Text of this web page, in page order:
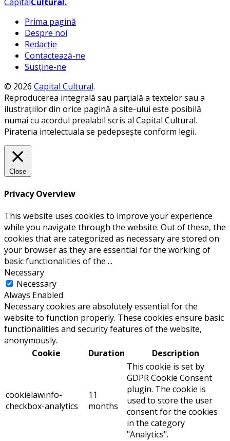
Prima pagină
Despre noi
Redacție
Contactează-ne
Susține-ne
© 2026 Capital Cultural.
Reproducerea integrală sau parțială a textelor sau a
ilustrațiilor din orice pagină a site-ului este posibilă
numai cu acordul prealabil scris al Capital Cultural.
Pirateria intelectuala se pedepsește conform legii.
Close
Privacy Overview
This website uses cookies to improve your experience
while you navigate through the website. Out of these, the
cookies that are categorized as necessary are stored on
your browser as they are essential for the working of
basic functionalities of the ...
Necessary
Necessary
Always Enabled
Necessary cookies are absolutely essential for the
website to function properly. These cookies ensure basic
functionalities and security features of the website,
anonymously.
Cookie
Duration Description
cookielawinfo-
checkbox-analytics
11
months
This cookie is set by
GDPR Cookie Consent
plugin. The cookie is
used to store the user
consent for the cookies
in the category
"Analytics".